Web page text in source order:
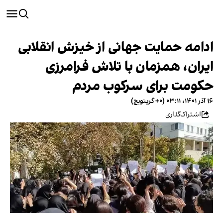
ادامه حمایت‌ جهانی از خیزش انقلابی
ایران، همزمان با تلاش فرامرزی
حکومت برای سرکوب مردم
۱۶ آذر ۱۴۰۱، ۰۳:۱۱ (‎+۰ گرینویچ)
اشتراک‌گذاری